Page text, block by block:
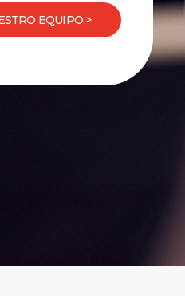
EQUIPO >